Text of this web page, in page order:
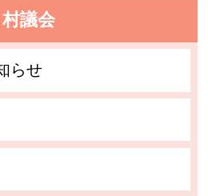
村議会
らせ